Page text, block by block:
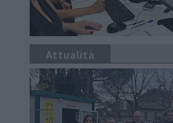
Attualità